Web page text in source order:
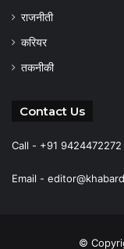
राजनीती
करियर
तकनीकी
Contact Us
Call - +91 9424472272
Email -
©